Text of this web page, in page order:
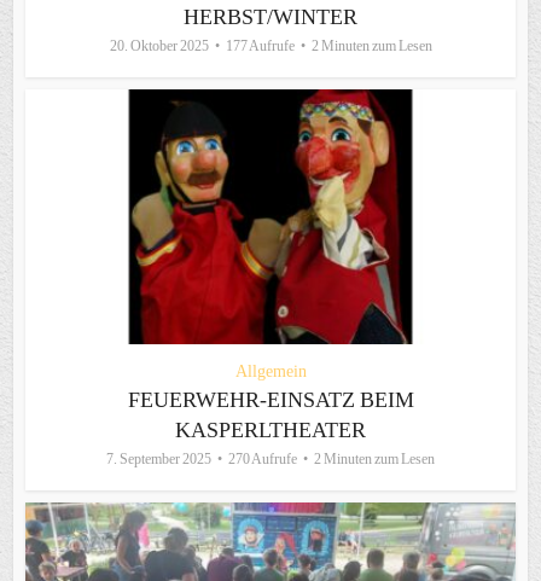
HERBST/WINTER
20. Oktober 2025 177 Aufrufe 2 Minuten zum Lesen
Allgemein
FEUERWEHR-EINSATZ BEIM
KASPERLTHEATER
7. September 2025 270 Aufrufe 2 Minuten zum Lesen